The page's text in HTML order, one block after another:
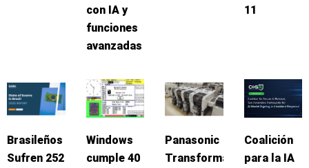
con IA y
funciones
avanzadas
11
Brasileños
Sufren 252
Windows
cumple 40
Panasonic
Transforma
Coalición
para la IA